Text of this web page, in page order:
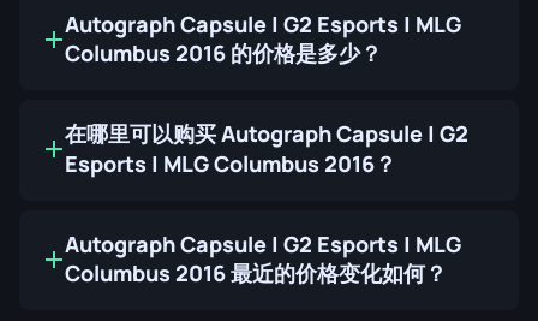
Autograph Capsule | G2 Esports | MLG
Columbus 2016 的价格是多少？
在哪里可以购买 Autograph Capsule | G2
Esports | MLG Columbus 2016？
Autograph Capsule | G2 Esports | MLG
Columbus 2016 最近的价格变化如何？